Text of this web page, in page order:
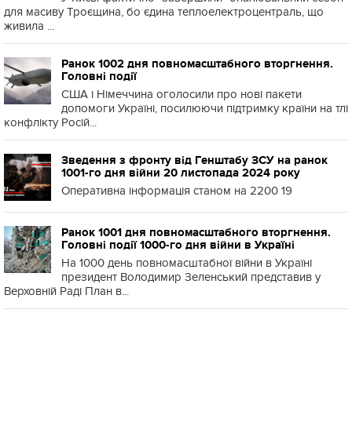
для масиву Троєщина, бо єдина теплоелектроцентраль, що
живила ...
Ранок 1002 дня повномасштабного вторгнення.
Головні події
США і Німеччина оголосили про нові пакети
допомоги Україні, посилюючи підтримку країни на тлі
конфлікту Росій...
Зведення з фронту від Генштабу ЗСУ на ранок
1001-го дня війни 20 листопада 2024 року
Оперативна інформація станом на 2200 19
Ранок 1001 дня повномасштабного вторгнення.
Головні події 1000-го дня війни в Україні
На 1000 день повномасштабної війни в Україні
президент Володимир Зеленський представив у
Верховній Раді План в...